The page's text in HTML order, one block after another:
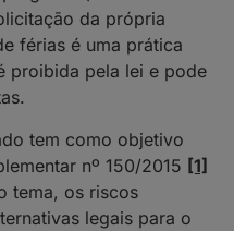
da própria
férias é uma prática
proibida pela lei e pode
tem como objetivo
nº 150/2015 [1]
tema, os riscos
legais para o